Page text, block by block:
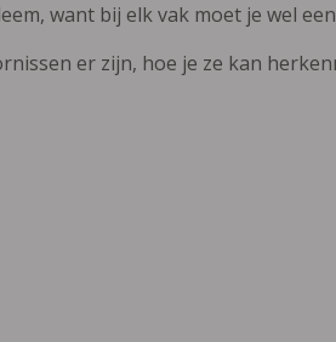
want bij elk vak moet je wel
er zijn, hoe je ze kan